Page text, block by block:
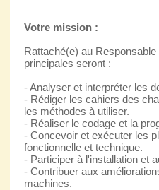
Votre mission :
Rattaché(e) au
principales seront :
- Analyser et interpréter les
- Rédiger les cahiers des
les méthodes à utiliser.
- Réaliser le codage et la
- Concevoir et exécuter les
fonctionnelle et technique.
- Participer à l'installation et
- Contribuer aux
machines.